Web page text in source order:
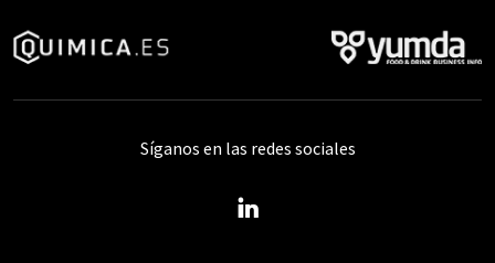
Síganos en las redes sociales